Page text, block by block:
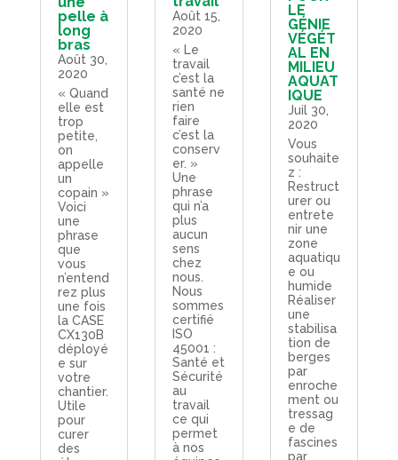
pelle à
long
bras
Août 30,
2020
« Quand
elle est
trop
petite,
on
appelle
un
copain »
Voici
une
phrase
que
vous
n’entend
rez plus
une fois
la CASE
CX130B
déployé
e sur
votre
chantier.
Utile
pour
curer
des
Août 15,
2020
« Le
travail
c’est la
santé ne
rien
faire
c’est la
conserv
er. »
Une
phrase
qui n’a
plus
aucun
sens
chez
nous.
Nous
sommes
certifié
ISO
45001 :
Santé et
Sécurité
au
travail
ce qui
permet
à nos
LE
GÉNIE
VÉGÉT
AL EN
MILIEU
AQUAT
IQUE
Juil 30,
2020
Vous
souhaite
z :
Restruct
urer ou
entrete
nir une
zone
aquatiqu
e ou
humide
Réaliser
une
stabilisa
tion de
berges
par
enroche
ment ou
tressag
e de
fascines
par